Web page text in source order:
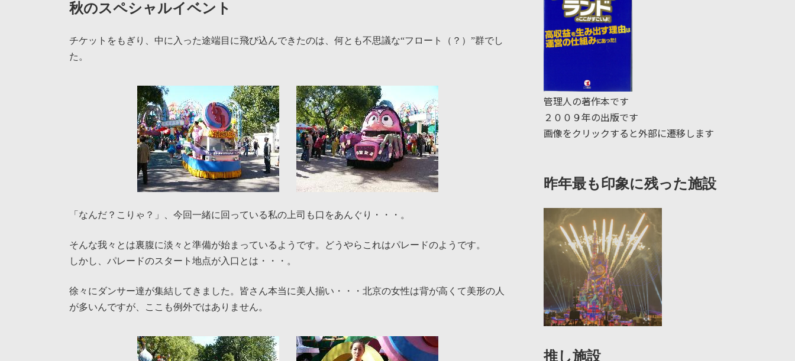
秋のスペシャルイベント
チケットをもぎり、中に入った途端目に飛び込んできたのは、何とも不思議な“フロート（？）”群でし
た。
「なんだ？こりゃ？」、今回一緒に回っている私の上司も口をあんぐり・・・。
そんな我々とは裏腹に淡々と準備が始まっているようです。どうやらこれはパレードのようです。
しかし、パレードのスタート地点が入口とは・・・。
徐々にダンサー達が集結してきました。皆さん本当に美人揃い・・・北京の女性は背が高くて美形の人
が多いんですが、ここも例外ではありません。
管理人の著作本です
２００９年の出版です
画像をクリックすると外部に遷移します
昨年最も印象に残った施設
推し施設